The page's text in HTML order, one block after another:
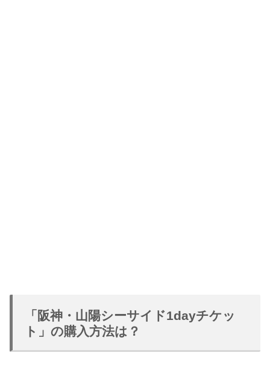
「阪神・山陽シーサイド1dayチケッ
ト」の購入方法は？